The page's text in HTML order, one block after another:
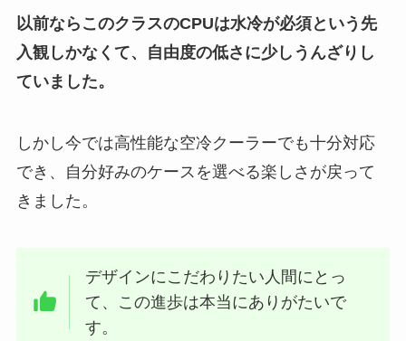
以前ならこのクラスのCPUは水冷が必須という先
入観しかなくて、自由度の低さに少しうんざりし
ていました。
しかし今では高性能な空冷クーラーでも十分対応
でき、自分好みのケースを選べる楽しさが戻って
きました。
デザインにこだわりたい人間にとっ
て、この進歩は本当にありがたいで
す。